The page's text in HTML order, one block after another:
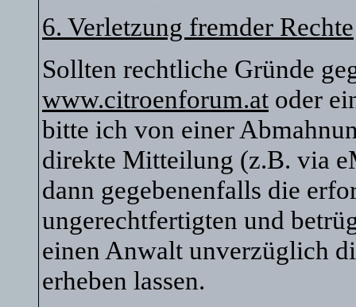
6. Verletzung fremder Rechte
Sollten rechtliche Gründe
www.citroenforum.at oder
bitte ich von einer
direkte Mitteilung (z.B. via
dann gegebenenfalls die
ungerechtfertigten und
einen Anwalt unverzüglich
erheben lassen.